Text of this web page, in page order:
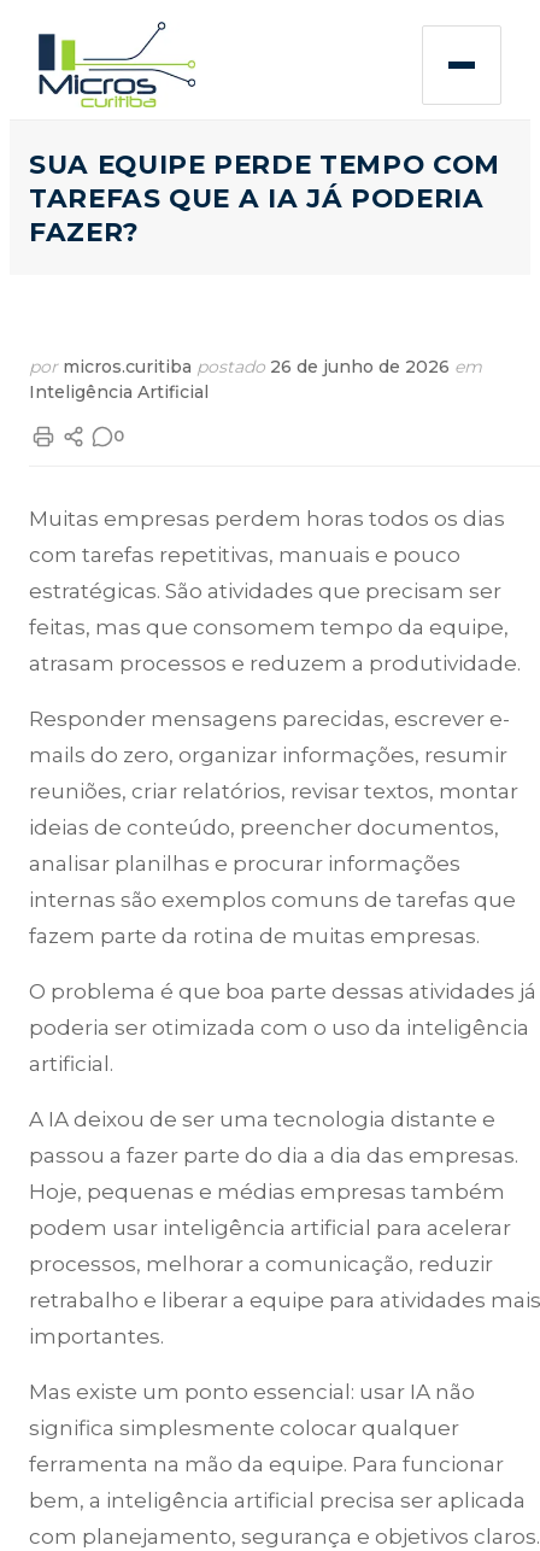
SUA EQUIPE PERDE TEMPO COM
TAREFAS QUE A IA JÁ PODERIA
FAZER?
por micros.curitiba postado 26 de junho de 2026 em
Inteligência Artificial
0
Muitas empresas perdem horas todos os dias
com tarefas repetitivas, manuais e pouco
estratégicas. São atividades que precisam ser
feitas, mas que consomem tempo da equipe,
atrasam processos e reduzem a produtividade.
Responder mensagens parecidas, escrever e-
mails do zero, organizar informações, resumir
reuniões, criar relatórios, revisar textos, montar
ideias de conteúdo, preencher documentos,
analisar planilhas e procurar informações
internas são exemplos comuns de tarefas que
fazem parte da rotina de muitas empresas.
O problema é que boa parte dessas atividades já
poderia ser otimizada com o uso da inteligência
artificial.
A IA deixou de ser uma tecnologia distante e
passou a fazer parte do dia a dia das empresas.
Hoje, pequenas e médias empresas também
podem usar inteligência artificial para acelerar
processos, melhorar a comunicação, reduzir
retrabalho e liberar a equipe para atividades mais
importantes.
Mas existe um ponto essencial: usar IA não
significa simplesmente colocar qualquer
ferramenta na mão da equipe. Para funcionar
bem, a inteligência artificial precisa ser aplicada
com planejamento, segurança e objetivos claros.